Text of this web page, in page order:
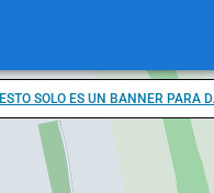
ESTO SOLO ES UN BANNER PARA